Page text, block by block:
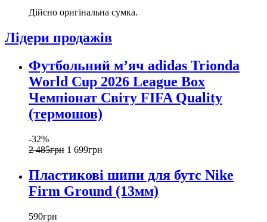
Дійсно оригінальна сумка.
Лідери продажів
Футбольний м’яч adidas Trionda
World Cup 2026 League Box
Чемпіонат Світу FIFA Quality
(термошов)
-32%
2 485грн 1 699грн
Пластикові шипи для бутс Nike
Firm Ground (13мм)
590грн